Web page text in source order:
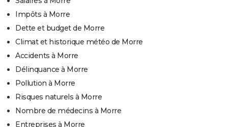
Impôts à Morre
Dette et budget de Morre
Climat et historique météo de Morre
Accidents à Morre
Délinquance à Morre
Pollution à Morre
Risques naturels à Morre
Nombre de médecins à Morre
Entreprises à Morre